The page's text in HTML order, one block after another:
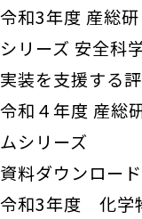
令和3年度 産総
シリーズ 安全科
実装を支援する評
令和４年度 産総
ムシリーズ
資料ダウンロード
令和3年度 化学